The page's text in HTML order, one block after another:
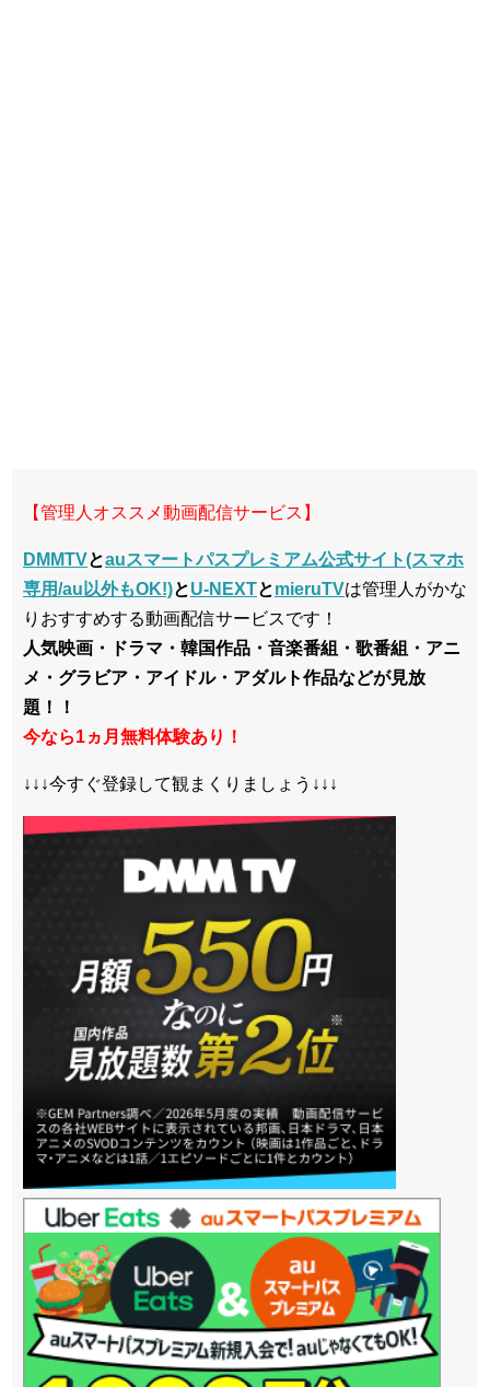
【管理人オススメ動画配信サービス】
DMMTVとauスマートパスプレミアム公式サイト(スマホ
専用/au以外もOK!)とU-NEXTとmieruTVは管理人がかな
りおすすめする動画配信サービスです！
人気映画・ドラマ・韓国作品・音楽番組・歌番組・アニ
メ・グラビア・アイドル・アダルト作品などが見放
題！！
今なら1ヵ月無料体験あり！
↓↓↓今すぐ登録して観まくりましょう↓↓↓